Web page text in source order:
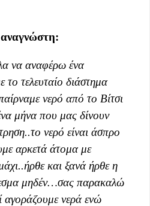
να αναφέρω ένα
τελευταίο διάστημα
νερό από το Βίτσι
μήνα που μας δίνουν
νερό είναι άσπρο
αρκετά άτομα με
και ξανά ήρθε η
μηδέν…σας παρακαλώ
αγοράζουμε νερά ενώ